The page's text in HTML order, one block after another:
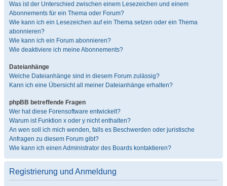
Was ist der Unterschied zwischen einem Lesezeichen und einem
Abonnements für ein Thema oder Forum?
Wie kann ich ein Lesezeichen auf ein Thema setzen oder ein Thema
abonnieren?
Wie kann ich ein Forum abonnieren?
Wie deaktiviere ich meine Abonnements?
Dateianhänge
Welche Dateianhänge sind in diesem Forum zulässig?
Kann ich eine Übersicht all meiner Dateianhänge erhalten?
phpBB betreffende Fragen
Wer hat diese Forensoftware entwickelt?
Warum ist Funktion x oder y nicht enthalten?
An wen soll ich mich wenden, falls es Beschwerden oder juristische
Anfragen zu diesem Forum gibt?
Wie kann ich einen Administrator des Boards kontaktieren?
Registrierung und Anmeldung